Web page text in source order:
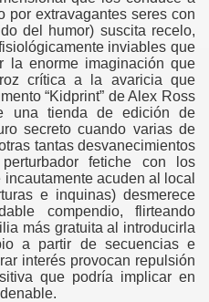
por extravagantes seres con
del humor) suscita recelo,
inviables que
la enorme imaginación que
crítica a la avaricia que
“Kidprint” de Alex Ross
una tienda de edición de
secreto cuando varias de
tantas desvanecimientos
fetiche con los
acuden al local
e inquinas) desmerece
compendio, flirteando
más gratuita al introducirla
a partir de secuencias e
interés provocan repulsión
que podría implicar en